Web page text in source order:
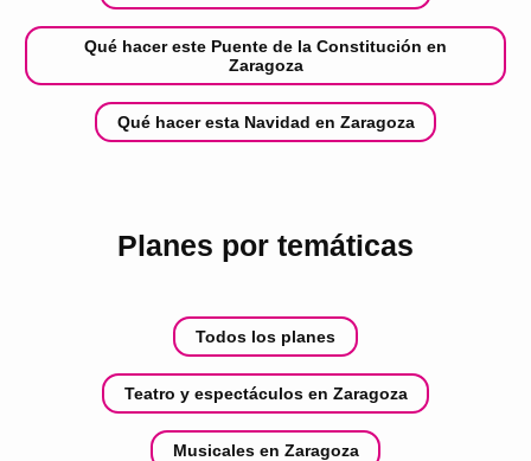
Qué hacer este Puente de la Constitución en
Zaragoza
Qué hacer esta Navidad en Zaragoza
Planes por temáticas
Todos los planes
Teatro y espectáculos en Zaragoza
Musicales en Zaragoza